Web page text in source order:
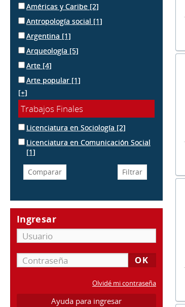
Américas y Caribe [2]
Antropología social [1]
Argentina [1]
Arqueología [5]
Arte [4]
Arte popular [1]
[+]
Trabajos Finales
Licenciatura en Sociología [2]
Licenciatura en Comunicación Social
[1]
Ingresar
Olvidé mi contraseña
Ayuda para ingresar